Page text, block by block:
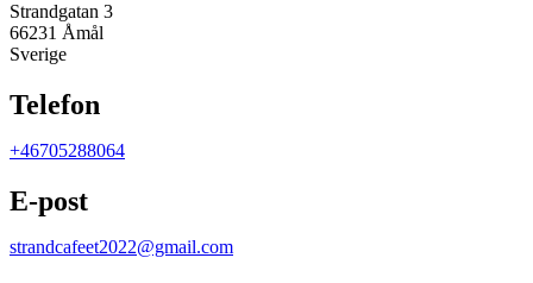
Strandgatan 3
66231 Åmål
Sverige
Telefon
+46705288064
E-post
strandcafeet2022@gmail.com